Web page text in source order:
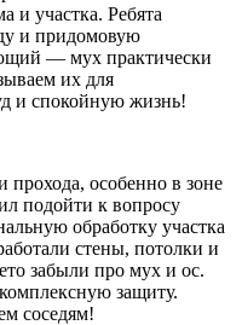
и участка. Ребята
и придомовую
— мух практически
их для
и спокойную жизнь!
особенно в зоне
подойти к вопросу
обработку участка
стены, потолки и
забыли про мух и ос.
защиту.
соседям!